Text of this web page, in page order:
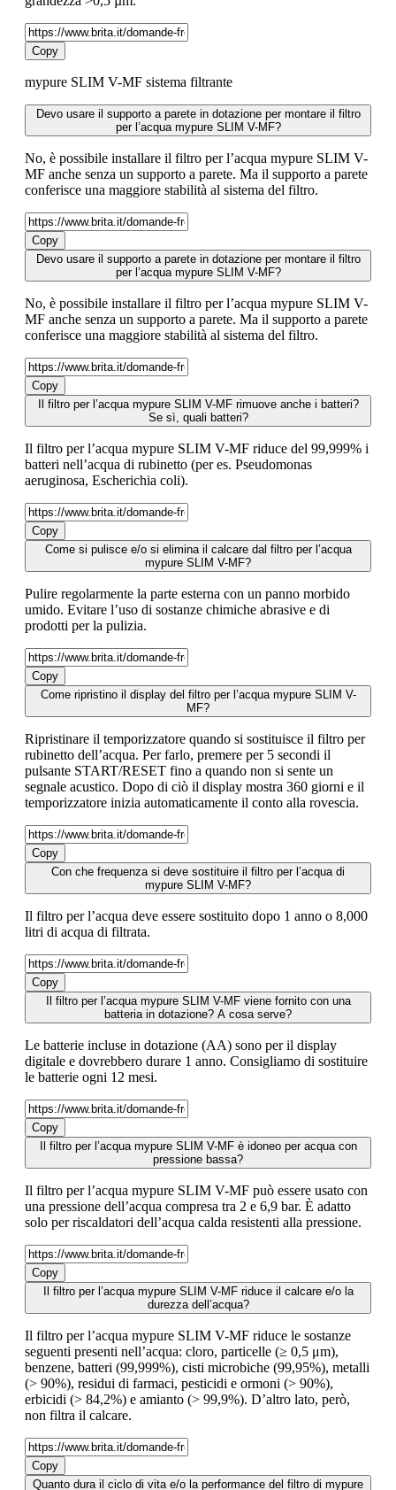
Copy
mypure SLIM V-MF sistema filtrante
Devo usare il supporto a parete in dotazione per montare il filtro
per l’acqua mypure SLIM V-MF?
No, è possibile installare il filtro per l’acqua mypure SLIM V-
MF anche senza un supporto a parete. Ma il supporto a parete
conferisce una maggiore stabilità al sistema del filtro.
Copy
Devo usare il supporto a parete in dotazione per montare il filtro
per l’acqua mypure SLIM V-MF?
No, è possibile installare il filtro per l’acqua mypure SLIM V-
MF anche senza un supporto a parete. Ma il supporto a parete
conferisce una maggiore stabilità al sistema del filtro.
Copy
Il filtro per l’acqua mypure SLIM V-MF rimuove anche i batteri?
Se sì, quali batteri?
Il filtro per l’acqua mypure SLIM V-MF riduce del 99,999% i
batteri nell’acqua di rubinetto (per es. Pseudomonas
aeruginosa, Escherichia coli).
Copy
Come si pulisce e/o si elimina il calcare dal filtro per l’acqua
mypure SLIM V-MF?
Pulire regolarmente la parte esterna con un panno morbido
umido. Evitare l’uso di sostanze chimiche abrasive e di
prodotti per la pulizia.
Copy
Come ripristino il display del filtro per l’acqua mypure SLIM V-
MF?
Ripristinare il temporizzatore quando si sostituisce il filtro per
rubinetto dell’acqua. Per farlo, premere per 5 secondi il
pulsante START/RESET fino a quando non si sente un
segnale acustico. Dopo di ciò il display mostra 360 giorni e il
temporizzatore inizia automaticamente il conto alla rovescia.
Copy
Con che frequenza si deve sostituire il filtro per l’acqua di
mypure SLIM V-MF?
Il filtro per l’acqua deve essere sostituito dopo 1 anno o 8,000
litri di acqua di filtrata.
Copy
Il filtro per l’acqua mypure SLIM V-MF viene fornito con una
batteria in dotazione? A cosa serve?
Le batterie incluse in dotazione (AA) sono per il display
digitale e dovrebbero durare 1 anno. Consigliamo di sostituire
le batterie ogni 12 mesi.
Copy
Il filtro per l’acqua mypure SLIM V-MF è idoneo per acqua con
pressione bassa?
Il filtro per l’acqua mypure SLIM V-MF può essere usato con
una pressione dell’acqua compresa tra 2 e 6,9 bar. È adatto
solo per riscaldatori dell’acqua calda resistenti alla pressione.
Copy
Il filtro per l’acqua mypure SLIM V-MF riduce il calcare e/o la
durezza dell’acqua?
Il filtro per l’acqua mypure SLIM V-MF riduce le sostanze
seguenti presenti nell’acqua: cloro, particelle (≥ 0,5 μm),
benzene, batteri (99,999%), cisti microbiche (99,95%), metalli
(> 90%), residui di farmaci, pesticidi e ormoni (> 90%),
erbicidi (> 84,2%) e amianto (> 99,9%). D’altro lato, però,
non filtra il calcare.
Copy
Quanto dura il ciclo di vita e/o la performance del filtro di mypure